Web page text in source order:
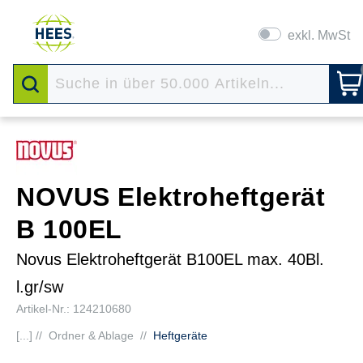
exkl. MwSt
NOVUS Elektroheftgerät
B 100EL
Novus Elektroheftgerät B100EL max. 40Bl.
l.gr/sw
Artikel-Nr.: 124210680
[...] // Ordner & Ablage // Heftgeräte